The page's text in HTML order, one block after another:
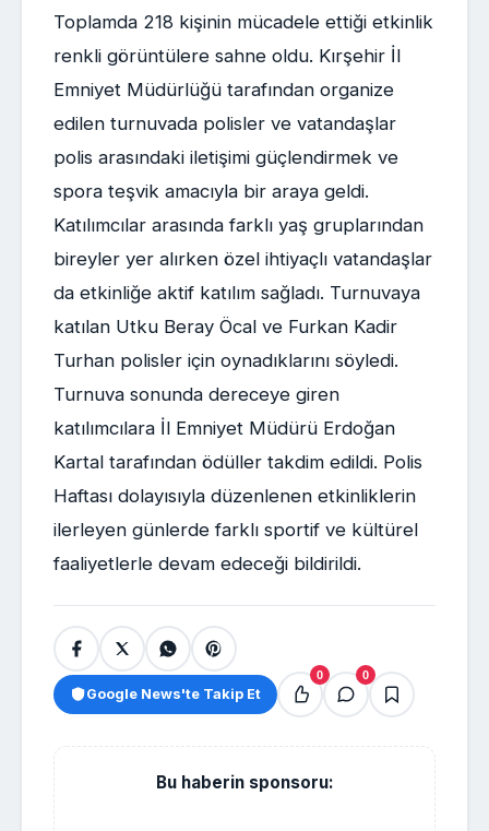
Toplamda 218 kişinin mücadele ettiği etkinlik
renkli görüntülere sahne oldu. Kırşehir İl
Emniyet Müdürlüğü tarafından organize
edilen turnuvada polisler ve vatandaşlar
polis arasındaki iletişimi güçlendirmek ve
spora teşvik amacıyla bir araya geldi.
Katılımcılar arasında farklı yaş gruplarından
bireyler yer alırken özel ihtiyaçlı vatandaşlar
da etkinliğe aktif katılım sağladı. Turnuvaya
katılan Utku Beray Öcal ve Furkan Kadir
Turhan polisler için oynadıklarını söyledi.
Turnuva sonunda dereceye giren
katılımcılara İl Emniyet Müdürü Erdoğan
Kartal tarafından ödüller takdim edildi. Polis
Haftası dolayısıyla düzenlenen etkinliklerin
ilerleyen günlerde farklı sportif ve kültürel
faaliyetlerle devam edeceği bildirildi.
Google News'te Takip Et
0 0
Bu haberin sponsoru: